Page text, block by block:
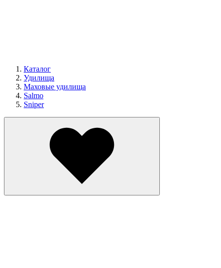
Каталог
Удилища
Маховые удилища
Salmo
Sniper